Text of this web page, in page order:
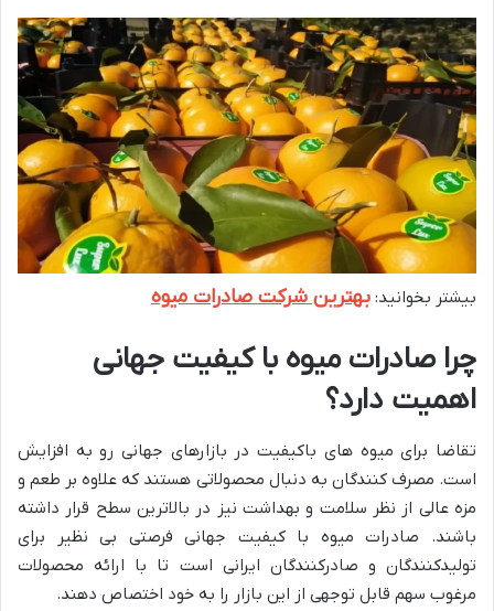
بیشتر بخوانید: بهترین شرکت صادرات میوه
چرا صادرات میوه با کیفیت جهانی
اهمیت دارد؟
تقاضا برای میوه های باکیفیت در بازارهای جهانی رو به افزایش
است. مصرف کنندگان به دنبال محصولاتی هستند که علاوه بر طعم و
مزه عالی از نظر سلامت و بهداشت نیز در بالاترین سطح قرار داشته
باشند. صادرات میوه با کیفیت جهانی فرصتی بی نظیر برای
تولیدکنندگان و صادرکنندگان ایرانی است تا با ارائه محصولات
مرغوب سهم قابل توجهی از این بازار را به خود اختصاص دهند.